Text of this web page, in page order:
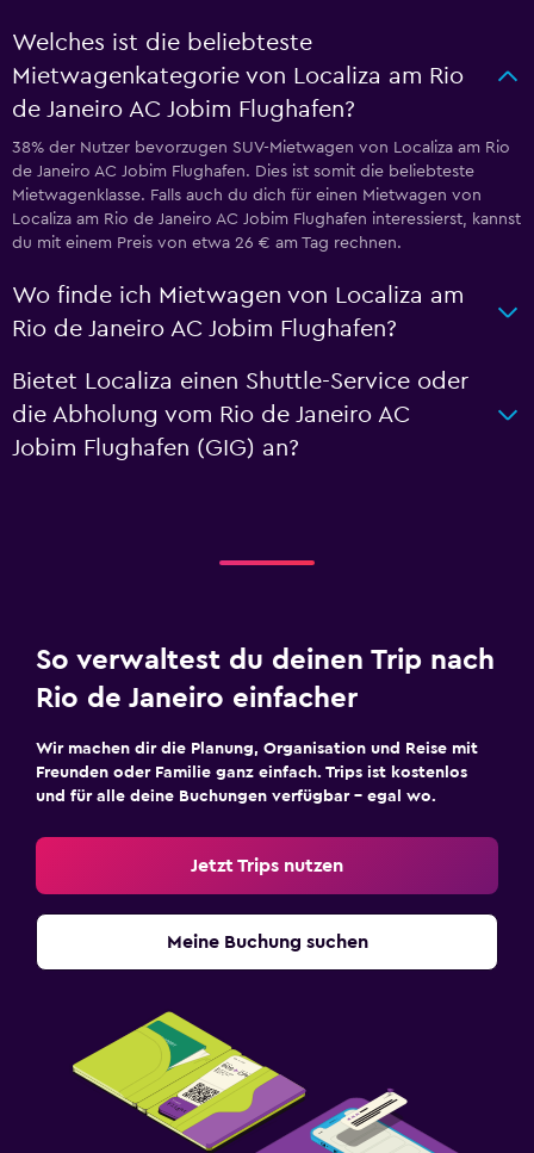
Welches ist die beliebteste
Mietwagenkategorie von Localiza am Rio
de Janeiro AC Jobim Flughafen?
38% der Nutzer bevorzugen SUV-Mietwagen von Localiza am Rio
de Janeiro AC Jobim Flughafen. Dies ist somit die beliebteste
Mietwagenklasse. Falls auch du dich für einen Mietwagen von
Localiza am Rio de Janeiro AC Jobim Flughafen interessierst, kannst
du mit einem Preis von etwa 26 € am Tag rechnen.
Wo finde ich Mietwagen von Localiza am
Rio de Janeiro AC Jobim Flughafen?
Bietet Localiza einen Shuttle-Service oder
die Abholung vom Rio de Janeiro AC
Jobim Flughafen (GIG) an?
So verwaltest du deinen Trip nach
Rio de Janeiro einfacher
Wir machen dir die Planung, Organisation und Reise mit
Freunden oder Familie ganz einfach. Trips ist kostenlos
und für alle deine Buchungen verfügbar – egal wo.
Jetzt Trips nutzen
Meine Buchung suchen